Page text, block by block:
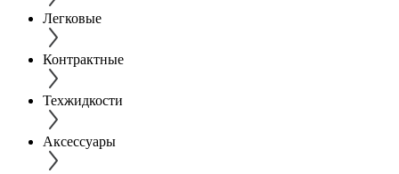
Легковые
Контрактные
Техжидкости
Аксессуары